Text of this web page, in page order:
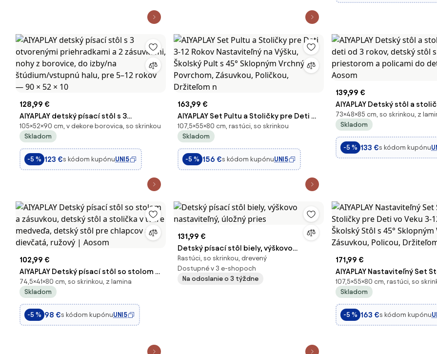
128,99 €
AIYAPLAY detský písací stôl s 3
otvorenými priehradkami a 2
zásuvkami, nohy z borovice, do izby/na
štúdium/vstupnú halu, pre 5–12 rokov
— 90 × 52 × 10
105×52×90 cm, v dekore borovica, so skrinkou
Skladom
-5 % 123 €s kódom kupónuUNI5
163,99 €
AIYAPLAY Set Pultu a Stoličky pre Deti 3-
12 Rokov Nastaviteľný na Výšku, Školský
Pult s 45° Sklopným Vrchným Povrchom,
Zásuvkou, Poličkou, Držiteľom n
107,5×55×80 cm, rastúci, so skrinkou
Skladom
-5 % 156 €s kódom kupónuUNI5
139,99 €
AIYAPLAY Detský stôl a
od 3 rokov, detský stôl s
priestorom a policami do
Aosom
73×48×85 cm, so skrinkou, z
Skladom
-5 % 133 €s kódom kupónu
102,99 €
AIYAPLAY Detský písací stôl so stolom a
zásuvkou, detský stôl a stolička v tvare
medveďa, detský stôl pre chlapcov a
dievčatá, ružový | Aosom
74,5×41×80 cm, so skrinkou, z lamina
Skladom
-5 % 98 €s kódom kupónuUNI5
131,99 €
Detský písací stôl biely, výškovo
nastaviteľný, úložný pries
Rastúci, so skrinkou, drevený
Dostupné v 3 e-shopoch
Na odoslanie o 3 týždne
171,99 €
AIYAPLAY Nastaviteľný Set
Stoličky pre Deti vo Veku 3-
Školský Stôl s 45° Sklopným
Zásuvkou, Policou, Držiteľom
107,5×55×80 cm, rastúci, so
Skladom
-5 % 163 €s kódom kupónu